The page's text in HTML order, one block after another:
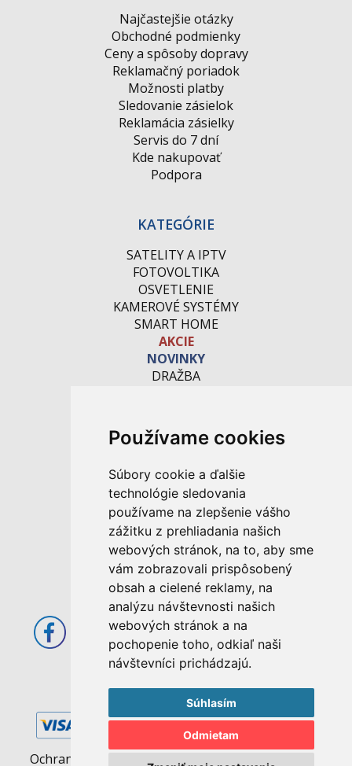
Používame cookies
Súbory cookie a ďalšie
technológie sledovania
používame na zlepšenie vášho
zážitku z prehliadania našich
webových stránok, na to, aby sme
vám zobrazovali prispôsobený
obsah a cielené reklamy, na
analýzu návštevnosti našich
webových stránok a na
pochopenie toho, odkiaľ naši
návštevníci prichádzajú.
Súhlasím
Odmietam
Najčastejšie otázky
Obchodné podmienky
Ceny a spôsoby dopravy
Reklamačný poriadok
Možnosti platby
Sledovanie zásielok
Reklamácia zásielky
Servis do 7 dní
Kde nakupovať
Podpora
KATEGÓRIE
SATELITY A IPTV
FOTOVOLTIKA
OSVETLENIE
KAMEROVÉ SYSTÉMY
SMART HOME
AKCIE
NOVINKY
DRAŽBA
M. Rázusa 4795/34
955 01 Topoľčany
Slovenská republika
E-mail: info@abcom.sk
Tel: +421 38 53 62 611
Otváracie hodiny:
Po - Pia: 08:00 - 17:00
Ochrana osobných údajov | Pravidlá cookies